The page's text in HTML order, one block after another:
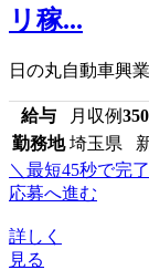
リ稼...
日の丸自動車興
給与 月収例
勤務地 埼玉県
＼最短45秒で完
応募へ進む
詳しく
見る